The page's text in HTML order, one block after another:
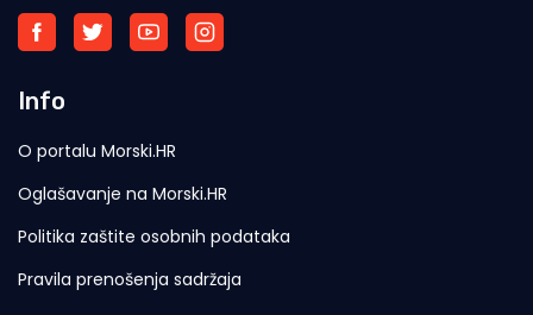
Info
O portalu Morski.HR
Oglašavanje na Morski.HR
Politika zaštite osobnih podataka
Pravila prenošenja sadržaja